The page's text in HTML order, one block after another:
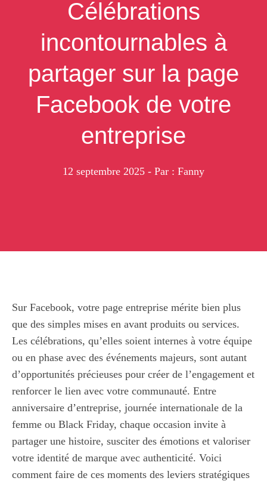
Célébrations
incontournables à
partager sur la page
Facebook de votre
entreprise
12 septembre 2025 - Par : Fanny
Sur Facebook, votre page entreprise mérite bien plus
que des simples mises en avant produits ou services.
Les célébrations, qu’elles soient internes à votre équipe
ou en phase avec des événements majeurs, sont autant
d’opportunités précieuses pour créer de l’engagement et
renforcer le lien avec votre communauté. Entre
anniversaire d’entreprise, journée internationale de la
femme ou Black Friday, chaque occasion invite à
partager une histoire, susciter des émotions et valoriser
votre identité de marque avec authenticité. Voici
comment faire de ces moments des leviers stratégiques